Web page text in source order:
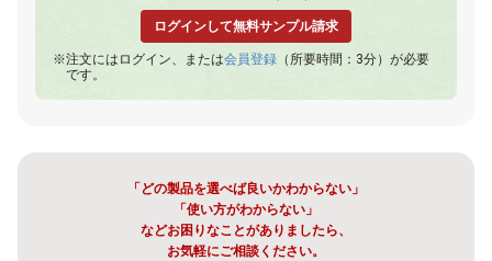
ログインして無料サンプル請求
注文にはログイン、または会員登録 （所要時間：3分）が必要
です。
「どの製品を選べば良いかわからない」
「使い方がわからない」
などお困りなことがありましたら、
お気軽にご相談ください。